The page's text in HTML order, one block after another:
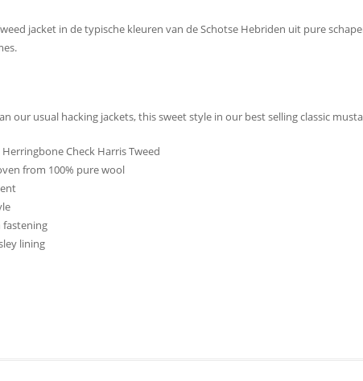
jacket in de typische kleuren van de Schotse Hebriden uit pure
our usual hacking jackets, this sweet style in our best selling classic
Check Harris Tweed
from 100% pure wool
lining